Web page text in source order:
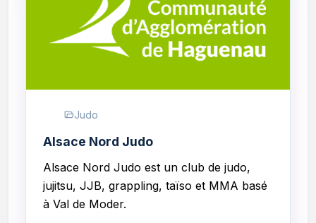
Judo
Alsace Nord Judo
Alsace Nord Judo est un club de judo,
jujitsu, JJB, grappling, taïso et MMA basé
à Val de Moder.